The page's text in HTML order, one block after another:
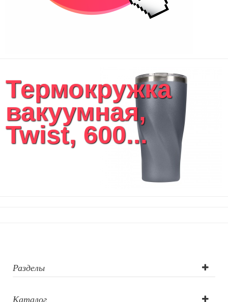
Термокружка
вакуумная,
Twist, 600...
Разделы
Каталог